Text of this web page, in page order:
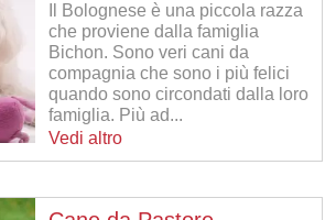
Il Bolognese è una piccola razza
che proviene dalla famiglia
Bichon. Sono veri cani da
compagnia che sono i più felici
quando sono circondati dalla loro
famiglia. Più ad...
Vedi altro